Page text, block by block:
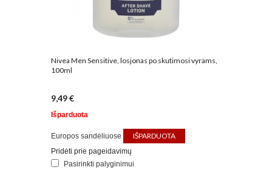
Nivea Men Sensitive, losjonas po skutimosi vyrams,
100ml
9,49 €
Išparduota
Europos sandėliuose IŠPARDUOTA
Pridėti prie pageidavimų
Pasirinkti palyginimui